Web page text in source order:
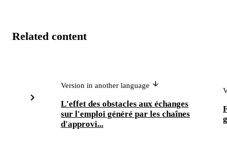
Related content
Version in another language
L'effet des obstacles aux échanges
sur l'emploi généré par les chaînes
d'approvi...